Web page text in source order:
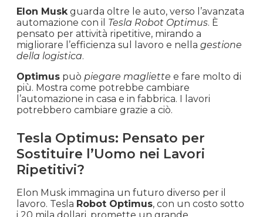
Elon Musk guarda oltre le auto, verso l’avanzata
automazione con il Tesla Robot Optimus. È
pensato per attività ripetitive, mirando a
migliorare l’efficienza sul lavoro e nella gestione
della logistica.
Optimus può piegare magliette e fare molto di
più. Mostra come potrebbe cambiare
l’automazione in casa e in fabbrica. I lavori
potrebbero cambiare grazie a ciò.
Tesla Optimus: Pensato per
Sostituire l’Uomo nei Lavori
Ripetitivi?
Elon Musk immagina un futuro diverso per il
lavoro. Tesla Robot Optimus, con un costo sotto
i 20 mila dollari, promette un grande